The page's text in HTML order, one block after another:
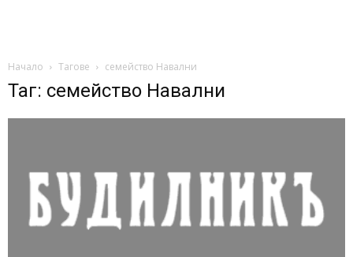
Начало Тагове семейство Навални
Таг: семейство Навални